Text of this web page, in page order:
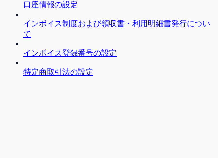
口座情報の設定
インボイス制度および領収書・利用明細書発行につい
て
インボイス登録番号の設定
特定商取引法の設定